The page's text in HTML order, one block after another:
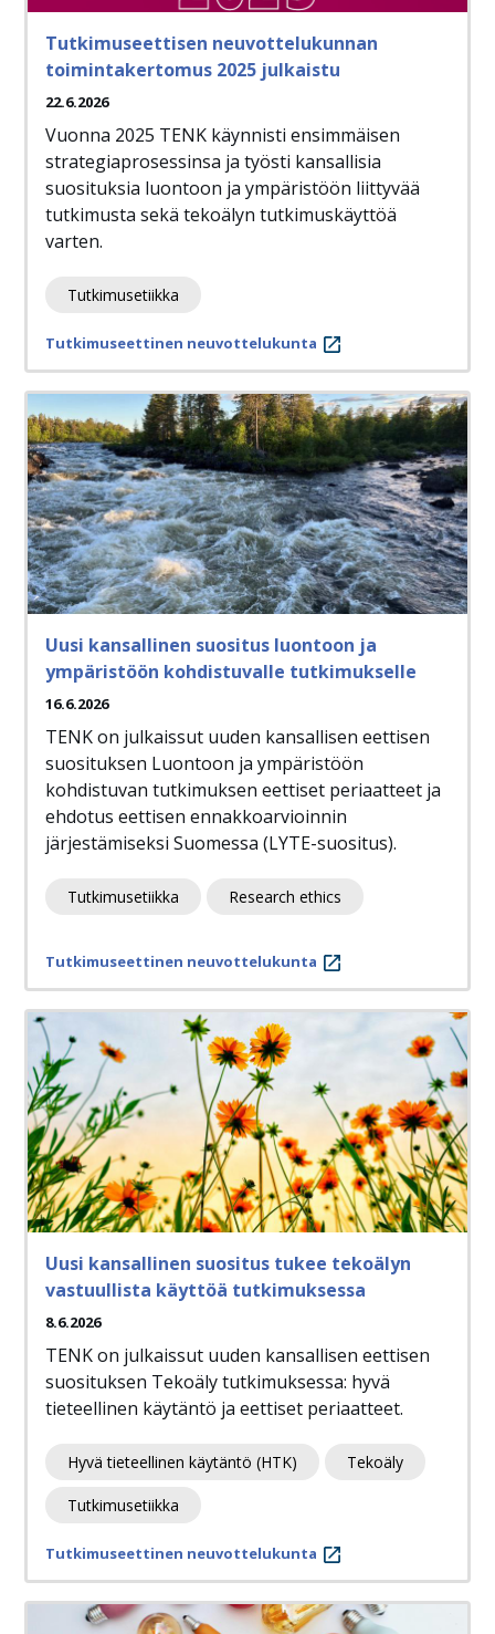
Tutkimuseettisen neuvottelukunnan
toimintakertomus 2025 julkaistu
22.6.2026
Vuonna 2025 TENK käynnisti ensimmäisen
strategiaprosessinsa ja työsti kansallisia
suosituksia luontoon ja ympäristöön liittyvää
tutkimusta sekä tekoälyn tutkimuskäyttöä
varten.
Tutkimusetiikka
Tutkimuseettinen neuvottelukunta
Uusi kansallinen suositus luontoon ja
ympäristöön kohdistuvalle tutkimukselle
16.6.2026
TENK on julkaissut uuden kansallisen eettisen
suosituksen Luontoon ja ympäristöön
kohdistuvan tutkimuksen eettiset periaatteet ja
ehdotus eettisen ennakkoarvioinnin
järjestämiseksi Suomessa (LYTE-suositus).
Tutkimusetiikka Research ethics
Tutkimuseettinen neuvottelukunta
Uusi kansallinen suositus tukee tekoälyn
vastuullista käyttöä tutkimuksessa
8.6.2026
TENK on julkaissut uuden kansallisen eettisen
suosituksen Tekoäly tutkimuksessa: hyvä
tieteellinen käytäntö ja eettiset periaatteet.
Hyvä tieteellinen käytäntö (HTK) Tekoäly
Tutkimusetiikka
Tutkimuseettinen neuvottelukunta